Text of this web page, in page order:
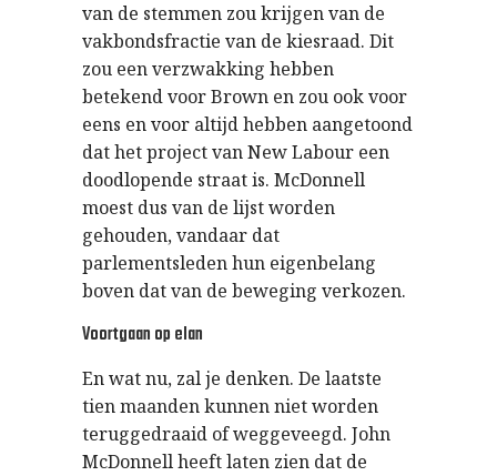
van de stemmen zou krijgen van de
vakbondsfractie van de kiesraad. Dit
zou een verzwakking hebben
betekend voor Brown en zou ook voor
eens en voor altijd hebben aangetoond
dat het project van New Labour een
doodlopende straat is. McDonnell
moest dus van de lijst worden
gehouden, vandaar dat
parlementsleden hun eigenbelang
boven dat van de beweging verkozen.
Voortgaan op elan
En wat nu, zal je denken. De laatste
tien maanden kunnen niet worden
teruggedraaid of weggeveegd. John
McDonnell heeft laten zien dat de